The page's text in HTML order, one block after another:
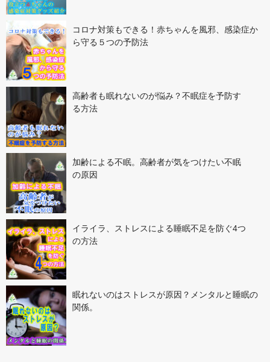
コロナ対策もできる！赤ちゃんを風邪、感染症か
ら守る５つの予防法
高齢者も眠れないのが悩み？不眠症を予防す
る方法
加齢による不眠。高齢者が気をつけたい不眠
の原因
イライラ、ストレスによる睡眠不足を防ぐ4つ
の方法
眠れないのはストレスが原因？メンタルと睡眠の
関係。